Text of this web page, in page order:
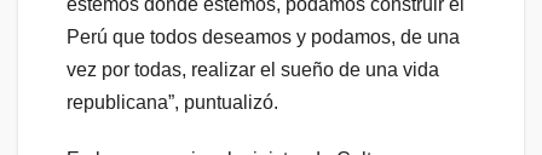
estemos donde estemos, podamos construir el
Perú que todos deseamos y podamos, de una
vez por todas, realizar el sueño de una vida
republicana”, puntualizó.